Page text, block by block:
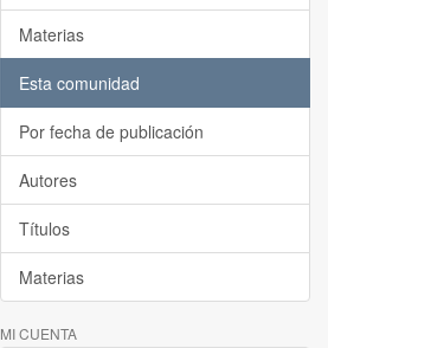
Materias
Esta comunidad
Por fecha de publicación
Autores
Títulos
Materias
MI CUENTA